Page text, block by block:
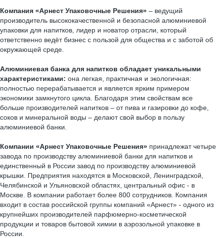
Компания «Арнест Упаковочные Решения» – ведущий
производитель высококачественной и безопасной алюминиевой
упаковки для напитков, лидер и новатор отрасли, который
ответственно ведёт бизнес с пользой для общества и с заботой об
окружающей среде.
Алюминиевая банка для напитков обладает уникальными
характеристиками: она легкая, практичная и экологичная:
полностью перерабатывается и является ярким примером
экономики замкнутого цикла. Благодаря этим свойствам все
больше производителей напитков – от пива и газировки до кофе,
соков и минеральной воды – делают свой выбор в пользу
алюминиевой банки.
Компании «Арнест Упаковочные Решения» принадлежат четыре
завода по производству алюминиевой банки для напитков и
единственный в России завод по производству алюминиевой
крышки. Предприятия находятся в Московской, Ленинградской,
Челябинской и Ульяновской областях, центральный офис - в
Москве. В компании работает более 800 сотрудников. Компания
входит в состав российской группы компаний «Арнест» - одного из
крупнейших производителей парфюмерно-косметической
продукции и товаров бытовой химии в аэрозольной упаковке в
России.